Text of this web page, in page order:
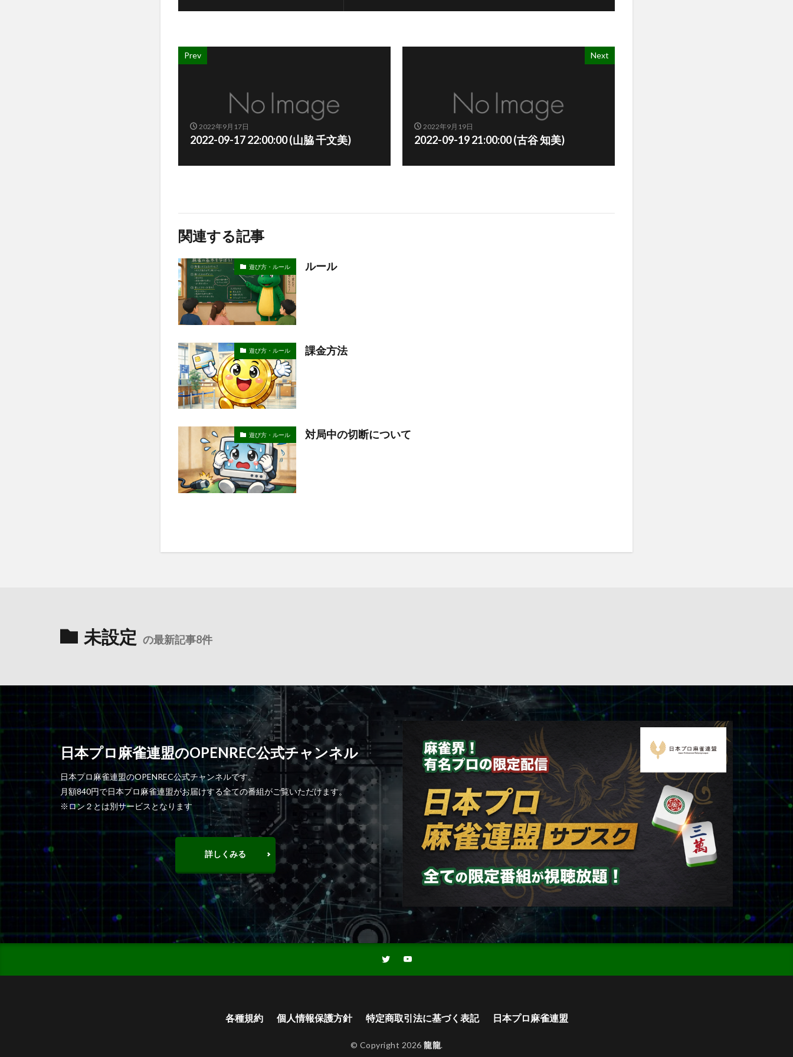
Prev
2022年9月17日
2022-09-17 22:00:00 (山脇 千文美)
Next
2022年9月19日
2022-09-19 21:00:00 (古谷 知美)
関連する記事
遊び方・ルール ルール
遊び方・ルール 課金方法
遊び方・ルール 対局中の切断について
未設定 の最新記事8件
日本プロ麻雀連盟のOPENREC公式チャンネル
日本プロ麻雀連盟のOPENREC公式チャンネルです。
月額840円で日本プロ麻雀連盟がお届けする全ての番組がご覧いただけます。
※ロン２とは別サービスとなります
詳しくみる
各種規約 個人情報保護方針 特定商取引法に基づく表記 日本プロ麻雀連盟
© Copyright 2026 龍龍.